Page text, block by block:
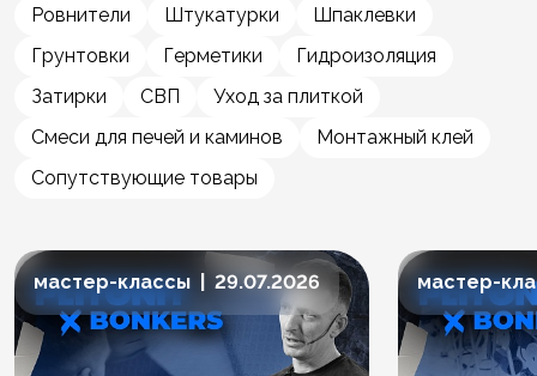
Ровнители Штукатурки
Шпаклевки
Грунтовки
Герметики
Гидроизоляция
Затирки
СВП
Уход за плиткой
Смеси для печей и каминов
Монтажный клей
Сопутствующие товары
мастер-классы | 29.07.2026 мастер-